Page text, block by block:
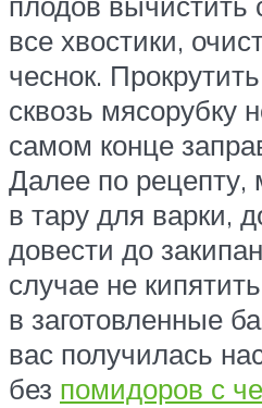
все хвостики,
чеснок.
сквозь мясорубку
самом конце
Далее по рецепту,
в тару для варки,
довести до
случае не
в заготовленные
вас получилась
без помидоров с